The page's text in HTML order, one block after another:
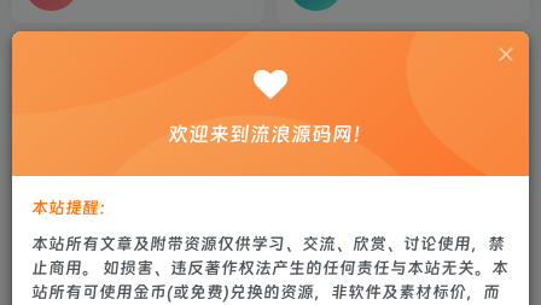
后台+双端+教程
2年前更新
0 772 15
欢迎来到流浪源码网！
本站提醒：
本站所有文章及附带资源仅供学习、交流、欣赏、讨论使用，禁
止商用。 如损害、违反著作权法产生的任何责任与本站无关。本
站所有可使用金币(或免费)兑换的资源，非软件及素材标价，而